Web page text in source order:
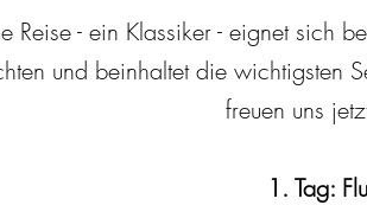
Reise - ein Klassiker - eignet sich
und beinhaltet die wichtigsten
freuen uns
1. Tag: